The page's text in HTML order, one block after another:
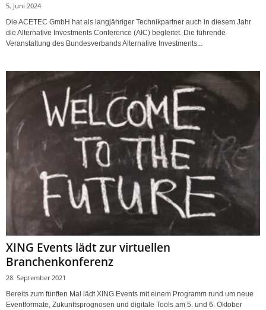
5. Juni 2024
Die ACETEC GmbH hat als langjähriger Technikpartner auch in diesem Jahr
die Alternative Investments Conference (AIC) begleitet. Die führende
Veranstaltung des Bundesverbands Alternative Investments...
XING Events lädt zur virtuellen
Branchenkonferenz
28. September 2021
Bereits zum fünften Mal lädt XING Events mit einem Programm rund um neue
Eventformate, Zukunftsprognosen und digitale Tools am 5. und 6. Oktober